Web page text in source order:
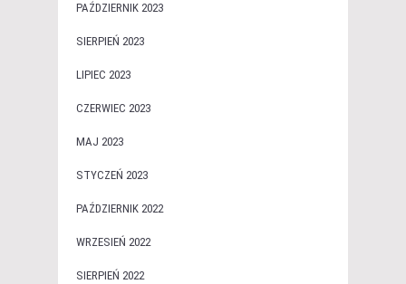
PAŹDZIERNIK 2023
SIERPIEŃ 2023
LIPIEC 2023
CZERWIEC 2023
MAJ 2023
STYCZEŃ 2023
PAŹDZIERNIK 2022
WRZESIEŃ 2022
SIERPIEŃ 2022